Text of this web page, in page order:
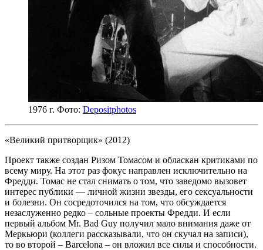
1976 г. Фото: Depositphotos
«Великий притворщик» (2012)
Проект также создан Ризом Томасом и обласкан критиками по
всему миру. На этот раз фокус направлен исключительно на
Фредди. Томас не стал снимать о том, что заведомо вызовет
интерес публики — личной жизни звезды, его сексуальности
и болезни. Он сосредоточился на том, что обсуждается
незаслуженно редко – сольные проекты Фредди. И если
первый альбом Mr. Bad Guy получил мало внимания даже от
Меркьюри (коллеги рассказывали, что он скучал на записи),
то во второй – Barcelona – он вложил все силы и способности.